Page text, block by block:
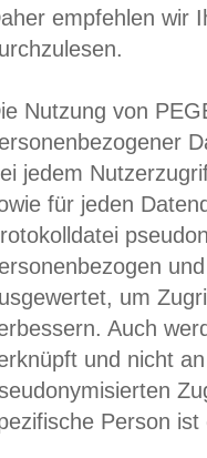
empfehlen wir
Nutzung von
jedem
für jeden
um
Auch
und nicht
Person